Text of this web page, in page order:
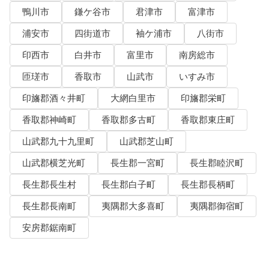
鴨川市
鎌ケ谷市 君津市
富津市
浦安市
四街道市 袖ケ浦市
八街市
印西市
白井市 富里市
南房総市
匝瑳市
香取市 山武市
いすみ市
印旛郡酒々井町
大網白里市
印旛郡栄町
香取郡神崎町
香取郡多古町
香取郡東庄町
山武郡九十九里町
山武郡芝山町
山武郡横芝光町
長生郡一宮町
長生郡睦沢町
長生郡長生村
長生郡白子町
長生郡長柄町
長生郡長南町
夷隅郡大多喜町
夷隅郡御宿町
安房郡鋸南町